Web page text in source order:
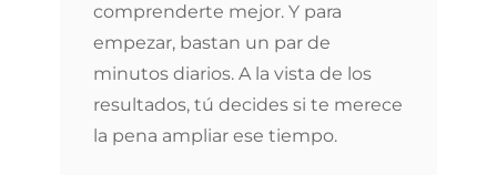
comprenderte mejor. Y para
empezar, bastan un par de
minutos diarios. A la vista de los
resultados, tú decides si te merece
la pena ampliar ese tiempo.